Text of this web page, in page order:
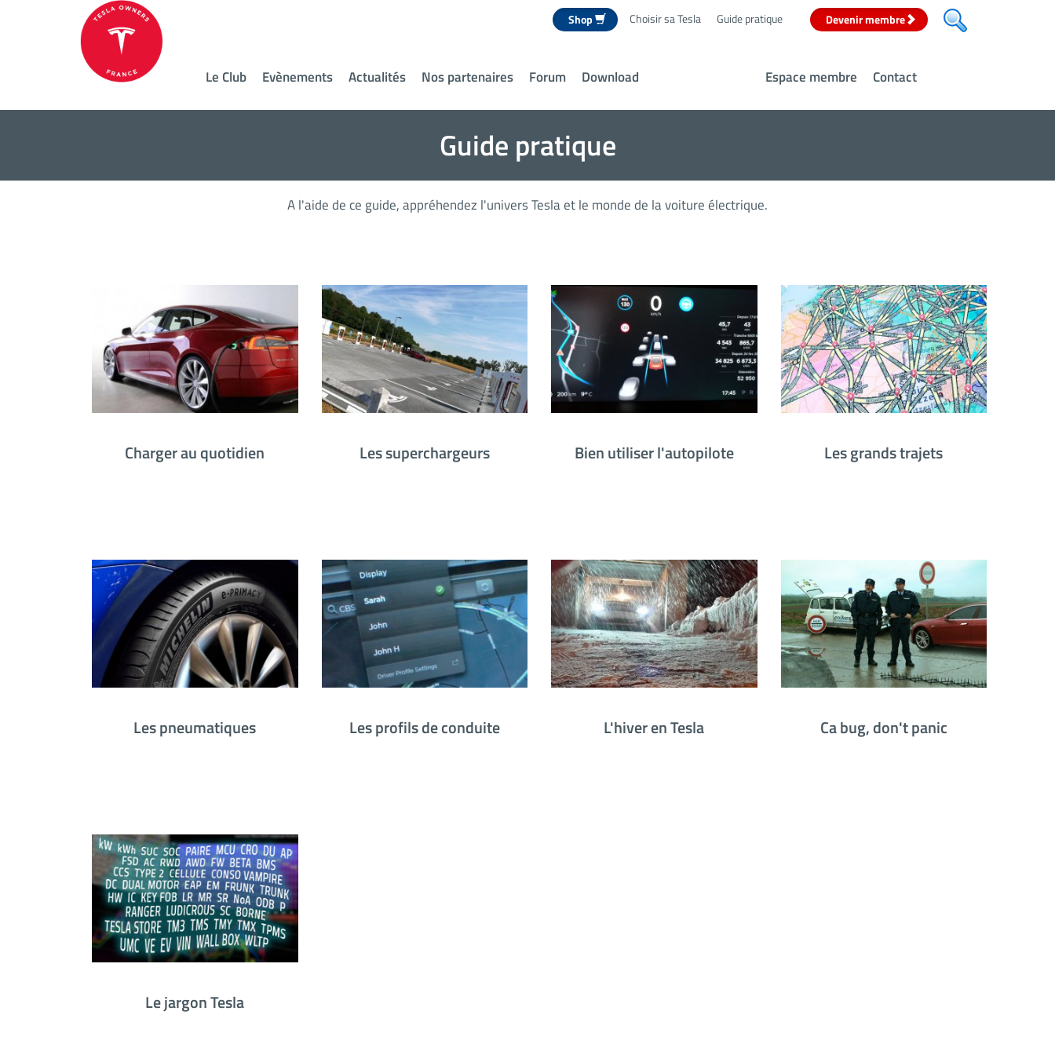
Le Club Evènements Actualités Nos partenaires Forum Download Contact
Espace membre
Shop Choisir sa Tesla Guide pratique Devenir membre
Guide pratique
A l'aide de ce guide, appréhendez l'univers Tesla et le monde de la voiture électrique.
Charger au quotidien Les superchargeurs Bien utiliser l'autopilote Les grands trajets
Les pneumatiques Les profils de conduite L'hiver en Tesla Ca bug, don't panic
Le jargon Tesla